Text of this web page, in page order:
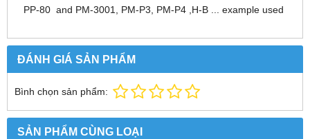
PP-80 and PM-3001, PM-P3, PM-P4 ,H-B ... example used
ĐÁNH GIÁ SẢN PHẨM
Bình chọn sản phẩm:
SẢN PHẨM CÙNG LOẠI